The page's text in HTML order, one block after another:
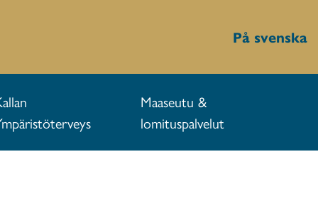
På svenska
Maaseutu &
lomituspalvelut